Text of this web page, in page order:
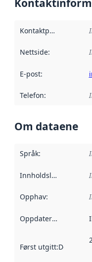
Kontaktpunkt
Nettside:
E-post:
Telefon:
Om dataene
Språk:
Innholdsleverandører
Opphav:
Oppdateringsfrekvens
Først utgitt:Denne